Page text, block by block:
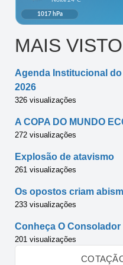
MAIS
Agenda Institucional
2026
326 visualizações
A COPA DO MUNDO
272 visualizações
Explosão de atavismo
261 visualizações
Os opostos criam
233 visualizações
Conheça O Consolador
201 visualizações